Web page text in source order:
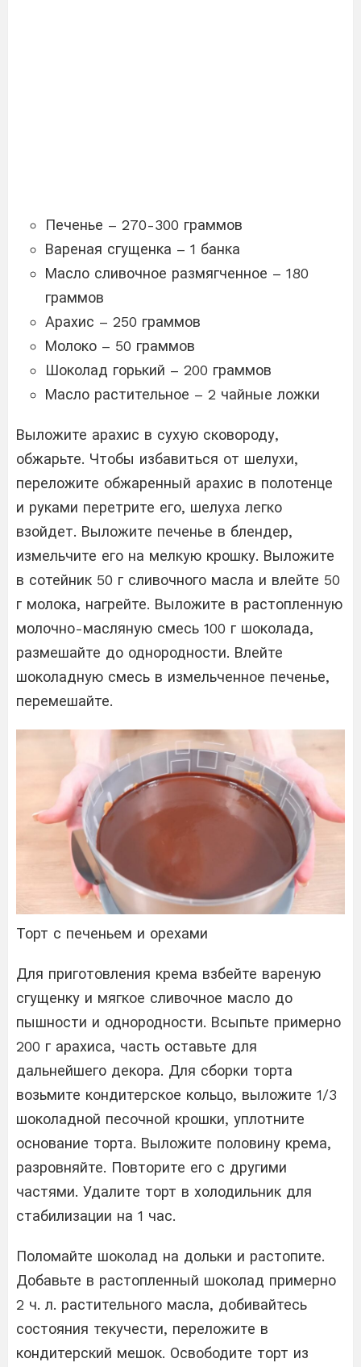
Печенье – 270-300 граммов
Вареная сгущенка – 1 банка
Масло сливочное размягченное – 180
граммов
Арахис – 250 граммов
Молоко – 50 граммов
Шоколад горький – 200 граммов
Масло растительное – 2 чайные ложки
Выложите арахис в сухую сковороду,
обжарьте. Чтобы избавиться от шелухи,
переложите обжаренный арахис в полотенце
и руками перетрите его, шелуха легко
взойдет. Выложите печенье в блендер,
измельчите его на мелкую крошку. Выложите
в сотейник 50 г сливочного масла и влейте 50
г молока, нагрейте. Выложите в растопленную
молочно-масляную смесь 100 г шоколада,
размешайте до однородности. Влейте
шоколадную смесь в измельченное печенье,
перемешайте.
Торт с печеньем и орехами
Для приготовления крема взбейте вареную
сгущенку и мягкое сливочное масло до
пышности и однородности. Всыпьте примерно
200 г арахиса, часть оставьте для
дальнейшего декора. Для сборки торта
возьмите кондитерское кольцо, выложите 1/3
шоколадной песочной крошки, уплотните
основание торта. Выложите половину крема,
разровняйте. Повторите его с другими
частями. Удалите торт в холодильник для
стабилизации на 1 час.
Поломайте шоколад на дольки и растопите.
Добавьте в растопленный шоколад примерно
2 ч. л. растительного масла, добивайтесь
состояния текучести, переложите в
кондитерский мешок. Освободите торт из